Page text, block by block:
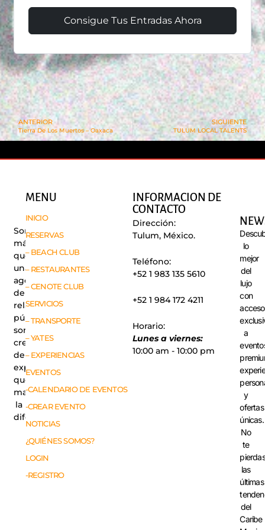
Consigue Tus Entradas Ahora
ANTERIOR
Tierra De Los Muertos – Oaxaca
SIGUIENTE
TULUM LOCAL TALENTS
Somos
más
que
una
agencia
de
relaciones
públicas,
somos
creadores
de
experiencias
que
marcan
la
diferencia.
MENU
INICIO
RESERVAS
– BEACH CLUB
– RESTAURANTES
– CENOTE CLUB
SERVICIOS
– TRANSPORTE
– YATES
– EXPERIENCIAS
EVENTOS
-CALENDARIO DE EVENTOS
-CREAR EVENTO
NOTICIAS
¿QUIÉNES SOMOS?
LOGIN
-REGISTRO
INFORMACION DE
CONTACTO
Dirección:
Tulum, México.
Teléfono:
+52 1 983 135 5610
+52 1 984 172 4211
Horario:
Lunes a viernes:
10:00 am - 10:00 pm
lo
mejor
del
lujo
con
acceso
a
y
ofertas
únicas.
No
te
pierdas
las
últimas
del
Caribe